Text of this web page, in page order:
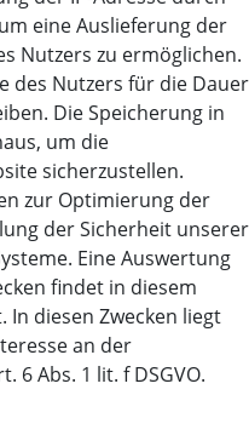
eine Auslieferung der
Nutzers zu ermöglichen.
des Nutzers für die Dauer
Die Speicherung in
um die
sicherzustellen.
zur Optimierung der
der Sicherheit unserer
Eine Auswertung
findet in diesem
diesen Zwecken liegt
an der
6 Abs. 1 lit. f DSGVO.